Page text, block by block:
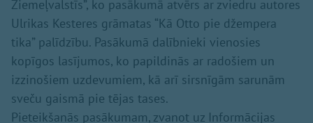
Ziemeļvalstīs”, ko pasākumā atvērs ar zviedru autores
Ulrikas Kesteres grāmatas “Kā Otto pie džempera
tika” palīdzību. Pasākumā dalībnieki vienosies
kopīgos lasījumos, ko papildinās ar radošiem un
izzinošiem uzdevumiem, kā arī sirsnīgām sarunām
sveču gaismā pie tējas tases.
Pieteikšanās pasākumam, zvanot uz Informācijas